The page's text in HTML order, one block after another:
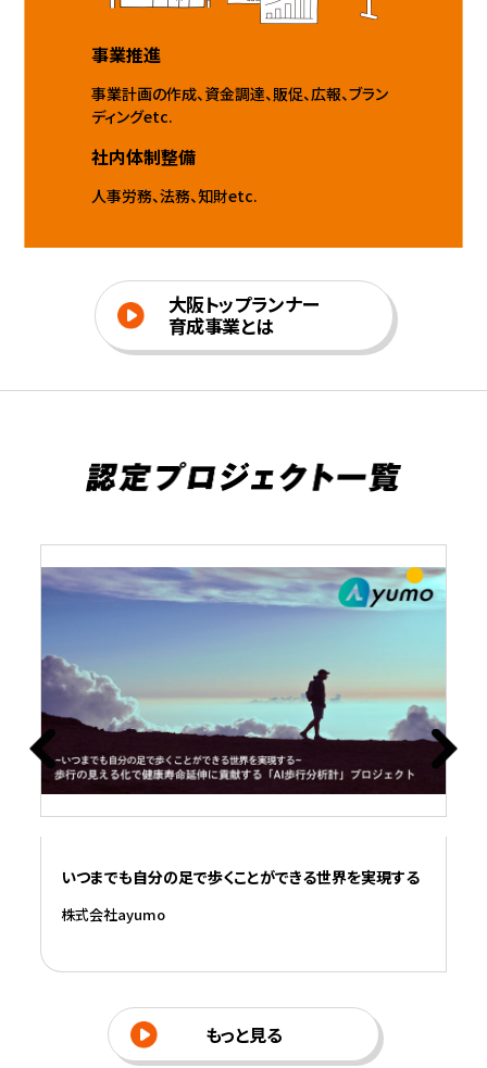
事業推進
事業計画の作成、資⾦調達、販促、広報、ブラン
ディングetc.
社内体制整備
⼈事労務、法務、知財etc.
⼤阪トップランナー
育成事業とは
いつまでも自分の足で歩くことができる世界を実現する
株式会社ayumo
もっと⾒る